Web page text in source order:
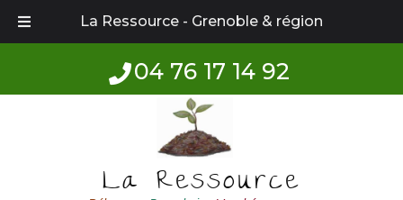
La Ressource - Grenoble & région
04 76 17 14 92
La Ressource